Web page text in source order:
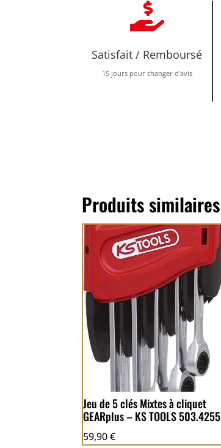

Satisfait / Remboursé
15 jours pour changer d’avis
Produits similaires
Jeu de 5 clés Mixtes à cliquet
GEARplus – KS TOOLS 503.4255
59,90€